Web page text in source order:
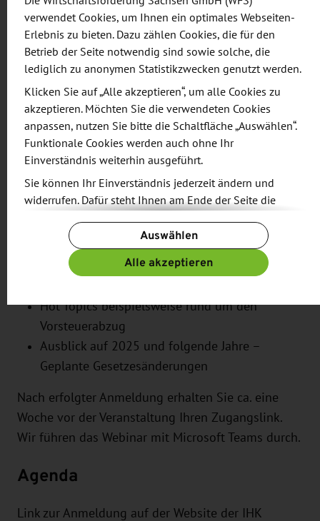
Referentin ist Annette Pogodda-Grünwald, BDO AG
Wirtschaftsprüfungsgesellschaft
Themen im Überblick:
Wrap-up zur eRechnung
Weitere Änderungen durch das
Jahressteuergesetz 2024
Aktuelle Geschäftsvorfälle rund um
innergemeinschaftliche Lieferungen und
Dienstleistungen - B2B und B2C
Neueste Rechtsprechung (EuGH, BFH und der
FG) mit dem besonderen Fokus auf
internationale Geschäfte
Hot Topics beispielsweise rund um den
Vorsteuerabzug
Ausblick auf 2025 und folgende Jahre –
Geplante Gesetzesänderungen
Nach erfolgter Anmeldung erhalten Sie ca. eine
Woche vor der Veranstaltung Ihren Zugangslink.
Wir führen das Webinar mit Microsoft Teams durch.
Agenda
Link zur Anmeldung auf der Website der IHK
verwendet Cookies, um Ihnen ein optimales Webseiten-
Erlebnis zu bieten. Dazu zählen Cookies, die für den
Betrieb der Seite notwendig sind sowie solche, die
lediglich zu anonymen Statistikzwecken genutzt werden.
Klicken Sie auf „Alle akzeptieren“, um alle Cookies zu
akzeptieren. Möchten Sie die verwendeten Cookies
anpassen, nutzen Sie bitte die Schaltfläche „Auswählen“.
Funktionale Cookies werden auch ohne Ihr
Einverständnis weiterhin ausgeführt.
Sie können Ihr Einverständnis jederzeit ändern und
widerrufen. Dafür steht Ihnen am Ende der Seite die
Verfügung.
Weitere Informationen finden Sie in unseren
Datenschutzbestimmungenund ergänzend in unserem
Auswählen
Alle akzeptieren